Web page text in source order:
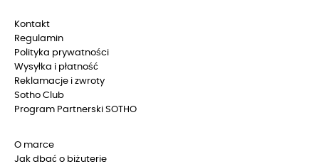
Kontakt
Regulamin
Polityka prywatności
Wysyłka i płatność
Reklamacje i zwroty
Sotho Club
Program Partnerski SOTHO
O marce
Jak dbać o biżuterie